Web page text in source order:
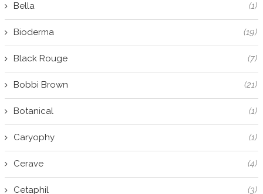
Bella (1)
Bioderma (19)
Black Rouge (7)
Bobbi Brown (21)
Botanical (1)
Caryophy (1)
Cerave (4)
Cetaphil (3)